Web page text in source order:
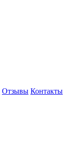
Отзывы Контакты